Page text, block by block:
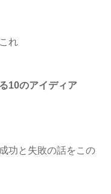
れ
10のアイディア
功と失敗の話をこの